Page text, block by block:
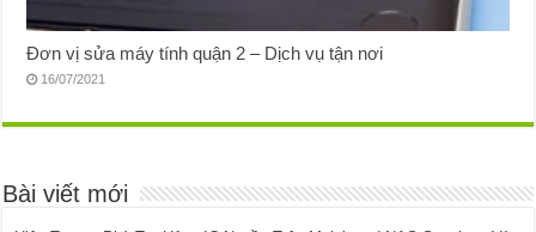
Đơn vị sửa máy tính quận 2 – Dịch vụ tận nơi
16/07/2021
Bài viết mới